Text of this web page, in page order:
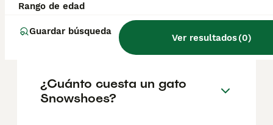
Rango de edad
Guardar búsqueda
Ver resultados(0)
¿El gato Snowshoe es de
raza pura?
¿Cuánto cuesta un gato
Snowshoes?